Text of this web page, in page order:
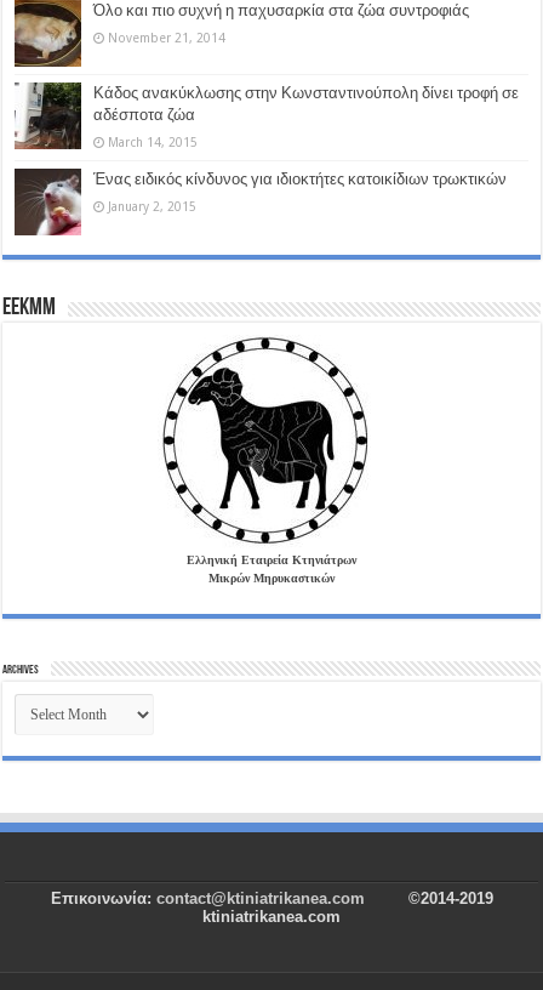
Όλο και πιο συχνή η παχυσαρκία στα ζώα συντροφιάς
November 21, 2014
Κάδος ανακύκλωσης στην Κωνσταντινούπολη δίνει τροφή σε
αδέσποτα ζώα
March 14, 2015
Ένας ειδικός κίνδυνος για ιδιοκτήτες κατοικίδιων τρωκτικών
January 2, 2015
EEKMM
Ελληνική Εταιρεία Κτηνιάτρων
Μικρών Μηρυκαστικών
Archives
Archives
Επικοινωνία: contact@ktiniatrikanea.com ©2014-2019
ktiniatrikanea.com